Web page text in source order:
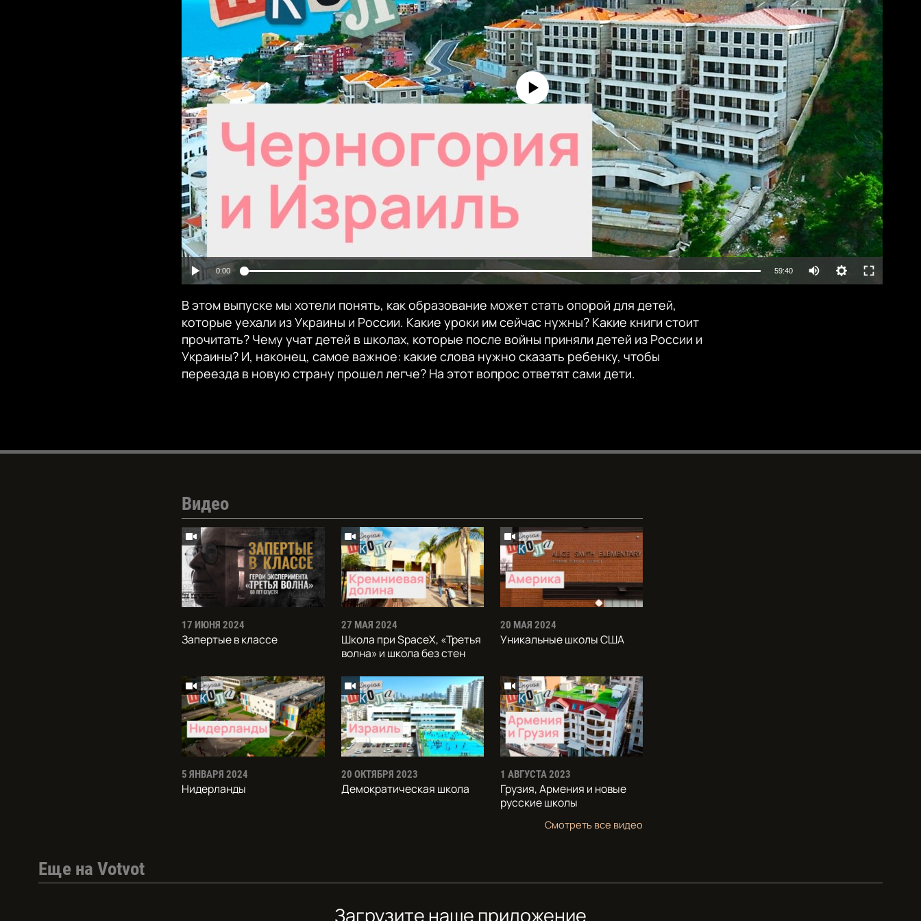
No media source currently available
0:00 59:40
В этом выпуске мы хотели понять, как образование может стать опорой для детей,
которые уехали из Украины и России. Какие уроки им сейчас нужны? Какие книги стоит
прочитать? Чему учат детей в школах, которые после войны приняли детей из России и
Украины? И, наконец, самое важное: какие слова нужно сказать ребенку, чтобы
переезда в новую страну прошел легче? На этот вопрос ответят сами дети.
Видео
17 ИЮНЯ 2024
Запертые в классе
27 МАЯ 2024
Школа при SpaceX, «Третья
волна» и школа без стен
20 МАЯ 2024
Уникальные школы США
5 ЯНВАРЯ 2024
Нидерланды
20 ОКТЯБРЯ 2023
Демократическая школа
1 АВГУСТА 2023
Грузия, Армения и новые
русские школы
Смотреть все видео
Еще на Votvot
Загрузите наше приложение